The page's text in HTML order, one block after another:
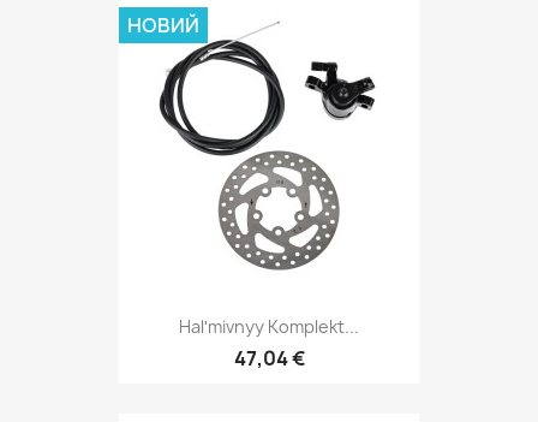
Halʹmivnyy Komplekt...
47,04 €
НОВИЙ